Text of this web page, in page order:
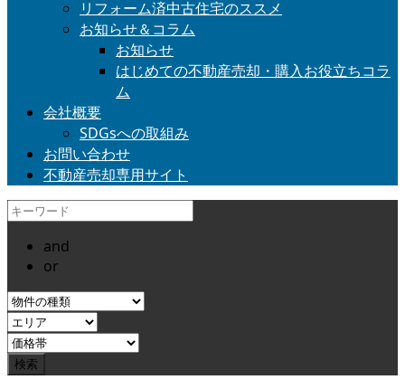
リフォーム済中古住宅のススメ
お知らせ＆コラム
お知らせ
はじめての不動産売却・購入お役立ちコラ
ム
会社概要
SDGsへの取組み
お問い合わせ
不動産売却専用サイト
and
or